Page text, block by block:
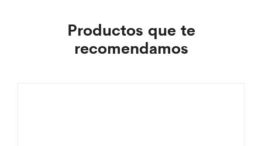
Productos que te
recomendamos